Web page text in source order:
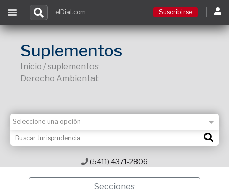
elDial.com Suscribirse
Suplementos
Inicio / suplementos
Derecho Ambiental:
(5411) 4371-2806
Secciones